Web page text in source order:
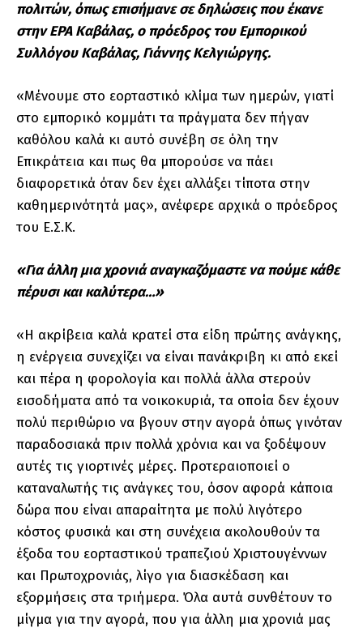
πολιτών, όπως επισήμανε σε δηλώσεις που έκανε
στην ΕΡΑ Καβάλας, ο πρόεδρος του Εμπορικού
Συλλόγου Καβάλας, Γιάννης Κελγιώργης.
«Μένουμε στο εορταστικό κλίμα των ημερών, γιατί
στο εμπορικό κομμάτι τα πράγματα δεν πήγαν
καθόλου καλά κι αυτό συνέβη σε όλη την
Επικράτεια και πως θα μπορούσε να πάει
διαφορετικά όταν δεν έχει αλλάξει τίποτα στην
καθημερινότητά μας», ανέφερε αρχικά ο πρόεδρος
του Ε.Σ.Κ.
«Για άλλη μια χρονιά αναγκαζόμαστε να πούμε κάθε
πέρυσι και καλύτερα…»
«Η ακρίβεια καλά κρατεί στα είδη πρώτης ανάγκης,
η ενέργεια συνεχίζει να είναι πανάκριβη κι από εκεί
και πέρα η φορολογία και πολλά άλλα στερούν
εισοδήματα από τα νοικοκυριά, τα οποία δεν έχουν
πολύ περιθώριο να βγουν στην αγορά όπως γινόταν
παραδοσιακά πριν πολλά χρόνια και να ξοδέψουν
αυτές τις γιορτινές μέρες. Προτεραιοποιεί ο
καταναλωτής τις ανάγκες του, όσον αφορά κάποια
δώρα που είναι απαραίτητα με πολύ λιγότερο
κόστος φυσικά και στη συνέχεια ακολουθούν τα
έξοδα του εορταστικού τραπεζιού Χριστουγέννων
και Πρωτοχρονιάς, λίγο για διασκέδαση και
εξορμήσεις στα τριήμερα. Όλα αυτά συνθέτουν το
μίγμα για την αγορά, που για άλλη μια χρονιά μας